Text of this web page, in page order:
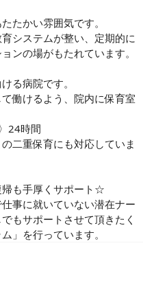
たかい雰囲気です。
システムが整い、定期的に
ンの場がもたれています。
る病院です。
働けるよう、院内に保育室
24時間
二重保育にも対応していま
帰も手厚くサポート☆
事に就いていない潜在ナー
もサポートさせて頂きたく
」を行っています。